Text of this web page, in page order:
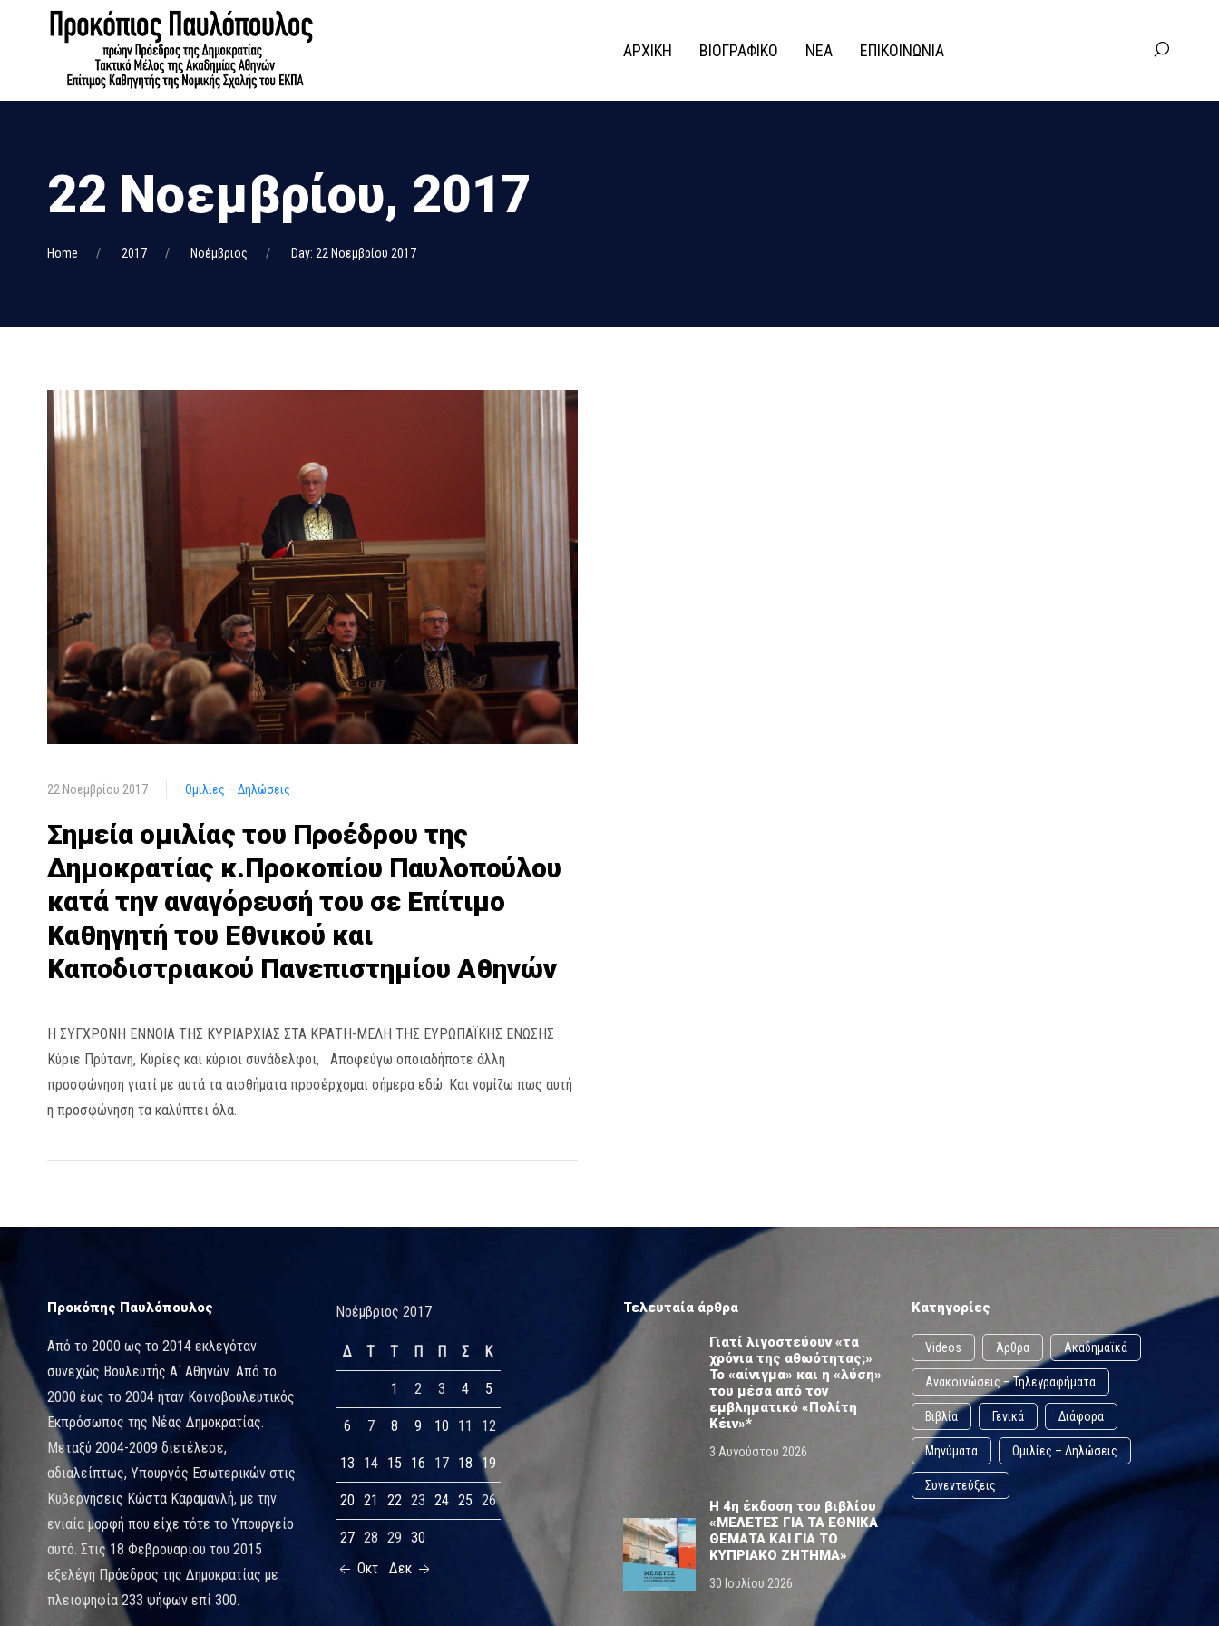
ΑΡΧΙΚΗ ΒΙΟΓΡΑΦΙΚΟ ΝΕΑ ΕΠΙΚΟΙΝΩΝΙΑ
22 Νοεμβρίου, 2017
Home 2017 Νοέμβριος Day: 22 Νοεμβρίου 2017
22 Νοεμβρίου 2017 Ομιλίες – Δηλώσεις
Σημεία ομιλίας του Προέδρου της
Δημοκρατίας κ.Προκοπίου Παυλοπούλου
κατά την αναγόρευσή του σε Επίτιμο
Καθηγητή του Εθνικού και
Καποδιστριακού Πανεπιστημίου Αθηνών
Η ΣΥΓΧΡΟΝΗ ΕΝΝΟΙΑ ΤΗΣ ΚΥΡΙΑΡΧΙΑΣ ΣΤΑ ΚΡΑΤΗ-ΜΕΛΗ ΤΗΣ ΕΥΡΩΠΑΪΚΗΣ ΕΝΩΣΗΣ
Κύριε Πρύτανη, Κυρίες και κύριοι συνάδελφοι, Αποφεύγω οποιαδήποτε άλλη
προσφώνηση γιατί με αυτά τα αισθήματα προσέρχομαι σήμερα εδώ. Και νομίζω πως αυτή
η προσφώνηση τα καλύπτει όλα.
Προκόπης Παυλόπουλος
Από το 2000 ως το 2014 εκλεγόταν
συνεχώς Βουλευτής Α΄ Αθηνών. Από το
2000 έως το 2004 ήταν Κοινοβουλευτικός
Εκπρόσωπος της Νέας Δημοκρατίας.
Μεταξύ 2004-2009 διετέλεσε,
αδιαλείπτως, Υπουργός Εσωτερικών στις
Κυβερνήσεις Κώστα Καραμανλή, με την
ενιαία μορφή που είχε τότε το Υπουργείο
αυτό. Στις 18 Φεβρουαρίου του 2015
εξελέγη Πρόεδρος της Δημοκρατίας με
πλειοψηφία 233 ψήφων επί 300.
Νοέμβριος 2017
Δ Τ Τ Π Π Σ Κ
1 2 3 4 5
6 7 8 9 10 11 12
13 14 15 16 17 18 19
20 21 22 23 24 25 26
27 28 29 30
Οκτ
Δεκ
Τελευταία άρθρα
Γιατί λιγοστεύουν «τα
χρόνια της αθωότητας;»
Το «αίνιγμα» και η «λύση»
του μέσα από τον
εμβληματικό «Πολίτη
Κέιν»*
3 Αυγούστου 2026
Η 4η έκδοση του βιβλίου
«ΜΕΛΕΤΕΣ ΓΙΑ ΤΑ ΕΘΝΙΚΑ
ΘΕΜΑΤΑ ΚΑΙ ΓΙΑ ΤΟ
ΚΥΠΡΙΑΚΟ ΖΗΤΗΜΑ»
30 Ιουλίου 2026
Κατηγορίες
Videos Άρθρα Ακαδημαϊκά
Ανακοινώσεις – Τηλεγραφήματα
Βιβλία Γενικά Διάφορα
Μηνύματα Ομιλίες – Δηλώσεις
Συνεντεύξεις